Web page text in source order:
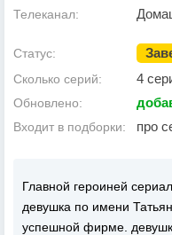
Телеканал:
Статус:
Сколько серий: 4
Обновлено:
Входит в подборки: про
Главной героиней
девушка по имени
успешной фирме.